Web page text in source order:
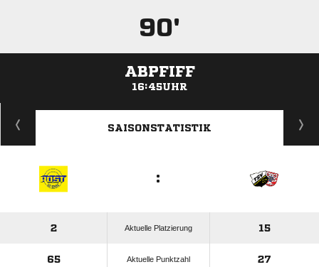
90'
ABPFIFF
16:45UHR
ANZEIGE
SAISONSTATISTIK
:
2 Aktuelle Platzierung 15
65 Aktuelle Punktzahl 27